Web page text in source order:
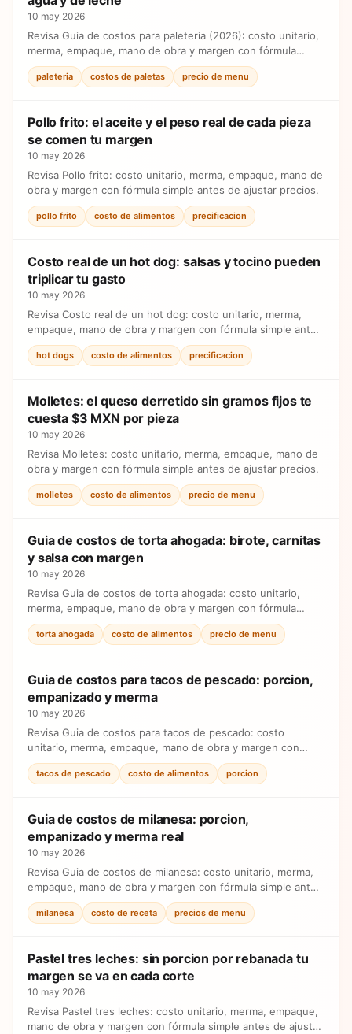
10 may 2026
Revisa Guia de costos para paleteria (2026): costo unitario,
merma, empaque, mano de obra y margen con fórmula
simple antes de ajustar precios.
paleteria costos de paletas precio de menu
Pollo frito: el aceite y el peso real de cada pieza
se comen tu margen
10 may 2026
Revisa Pollo frito: costo unitario, merma, empaque, mano de
obra y margen con fórmula simple antes de ajustar precios.
pollo frito costo de alimentos precificacion
Costo real de un hot dog: salsas y tocino pueden
triplicar tu gasto
10 may 2026
Revisa Costo real de un hot dog: costo unitario, merma,
empaque, mano de obra y margen con fórmula simple antes
de ajustar precios.
hot dogs costo de alimentos precificacion
Molletes: el queso derretido sin gramos fijos te
cuesta $3 MXN por pieza
10 may 2026
Revisa Molletes: costo unitario, merma, empaque, mano de
obra y margen con fórmula simple antes de ajustar precios.
molletes costo de alimentos precio de menu
Guia de costos de torta ahogada: birote, carnitas
y salsa con margen
10 may 2026
Revisa Guia de costos de torta ahogada: costo unitario,
merma, empaque, mano de obra y margen con fórmula
simple antes de ajustar precios.
torta ahogada costo de alimentos precio de menu
Guia de costos para tacos de pescado: porcion,
empanizado y merma
10 may 2026
Revisa Guia de costos para tacos de pescado: costo
unitario, merma, empaque, mano de obra y margen con
fórmula simple antes de ajustar precios.
tacos de pescado costo de alimentos porcion
Guia de costos de milanesa: porcion,
empanizado y merma real
10 may 2026
Revisa Guia de costos de milanesa: costo unitario, merma,
empaque, mano de obra y margen con fórmula simple antes
de ajustar precios.
milanesa costo de receta precios de menu
Pastel tres leches: sin porcion por rebanada tu
margen se va en cada corte
10 may 2026
Revisa Pastel tres leches: costo unitario, merma, empaque,
mano de obra y margen con fórmula simple antes de ajustar